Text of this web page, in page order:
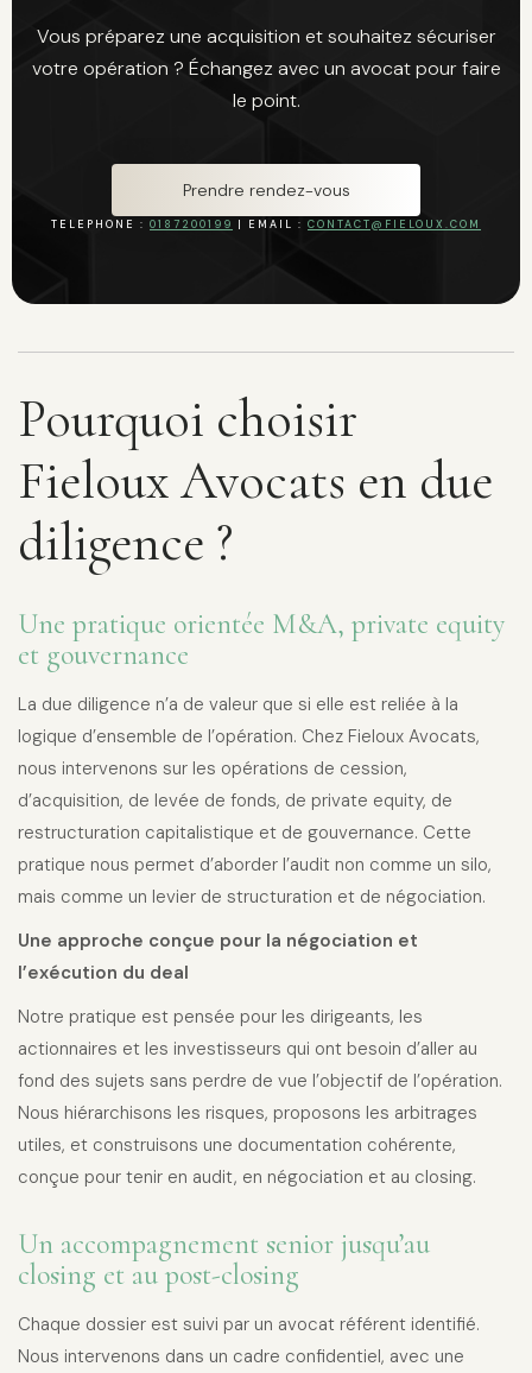
Vous préparez une acquisition et souhaitez sécuriser
votre opération ? Échangez avec un avocat pour faire
le point.
Prendre rendez-vous
TELEPHONE : 0187200199 | EMAIL : CONTACT@FIELOUX.COM
Pourquoi choisir
Fieloux Avocats en due
diligence ?
Une pratique orientée M&A, private equity
et gouvernance
La due diligence n’a de valeur que si elle est reliée à la
logique d’ensemble de l’opération. Chez Fieloux Avocats,
nous intervenons sur les opérations de cession,
d’acquisition, de levée de fonds, de private equity, de
restructuration capitalistique et de gouvernance. Cette
pratique nous permet d’aborder l’audit non comme un silo,
mais comme un levier de structuration et de négociation.
Une approche conçue pour la négociation et
l’exécution du deal
Notre pratique est pensée pour les dirigeants, les
actionnaires et les investisseurs qui ont besoin d’aller au
fond des sujets sans perdre de vue l’objectif de l’opération.
Nous hiérarchisons les risques, proposons les arbitrages
utiles, et construisons une documentation cohérente,
conçue pour tenir en audit, en négociation et au closing.
Un accompagnement senior jusqu’au
closing et au post-closing
Chaque dossier est suivi par un avocat référent identifié.
Nous intervenons dans un cadre confidentiel, avec une